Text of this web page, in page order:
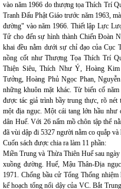
vào năm 1966 do thượng tọa Thích Trí
Tranh Đấu Phật Giáo trước năm 1963,
đường" vào năm 1966. Thiết lập Lực
Tử cho đến sự hình thành Chiến Đoàn
khai đều nằm dưới sự chỉ đạo của
nồng cốt như Thượng Tọa Thích Trí
Thiện Siêu, Thích Như Ý, Hoàng
Tưởng, Hoàng Phủ Ngọc Phan,
những khuôn mặt khác. Từ biến cố
được tác giả trình bầy trung thực, rõ
một địa ngục. Một cái tang lớn hầu
dân Huế. Với 26 nấm mồ chôn tập thể
đã vùi dập đi 5327 người nằm co quắp
Cuốn sách được chia ra làm 11 phần:
Miền Trung và Thừa Thiên Huế sau
xuồng đường. Huế, Mậu Thân-Địa
1971. Chống bầu cử Tổng Thống
kế hoạch tổng nổi dậy của VC. Bắt